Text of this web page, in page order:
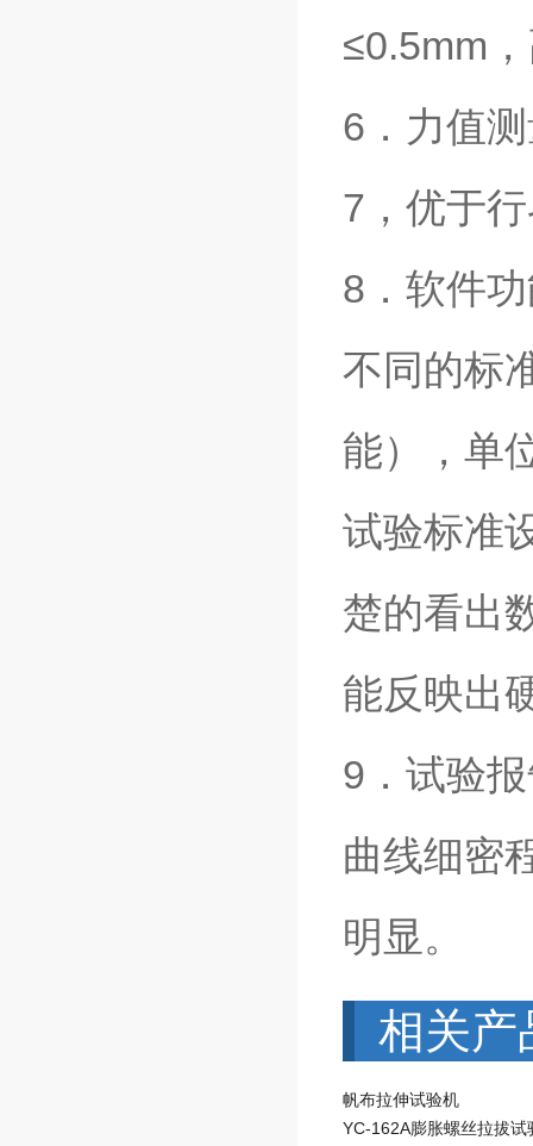
≤0.5mm
6．力值
7，优于
8．软件
不同的标
能），单
试验标准
楚的看出
能反映出
9．试验
曲线细密
明显。
相关产
帆布拉伸试验机
YC-162A膨胀螺丝拉拔试